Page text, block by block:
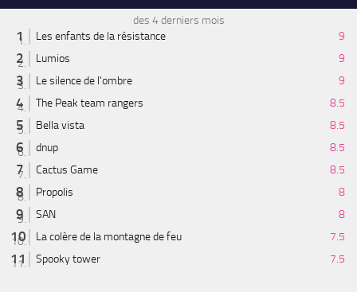
des 4 derniers mois
Les enfants de la résistance
9
Lumios
9
Le silence de l'ombre
9
The Peak team rangers
8.5
Bella vista
8.5
dnup
8.5
Cactus Game
8.5
Propolis
8
SAN
8
La colère de la montagne de feu
7.5
Spooky tower
7.5